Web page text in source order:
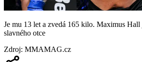
Je mu 13 let a zvedá 165 kilo. Maximus Hall
slavného otce
Zdroj: MMAMAG.cz